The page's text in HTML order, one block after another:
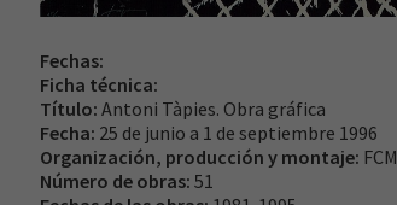
Fechas:
Ficha técnica:
Título: Antoni Tàpies. Obra gráfica
Fecha: 25 de junio a 1 de septiembre 1996
Organización, producción y montaje: FCM
Número de obras: 51